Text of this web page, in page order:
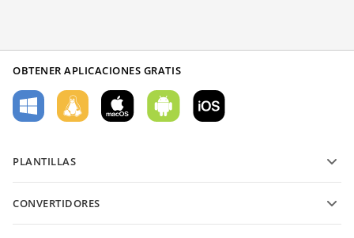
OBTENER APLICACIONES GRATIS
PLANTILLAS
Plantillas de documentos de texto
CONVERTIDORES